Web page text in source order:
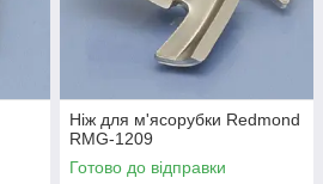
Ніж для м'ясорубки Redmond
RMG-1209
Готово до відправки